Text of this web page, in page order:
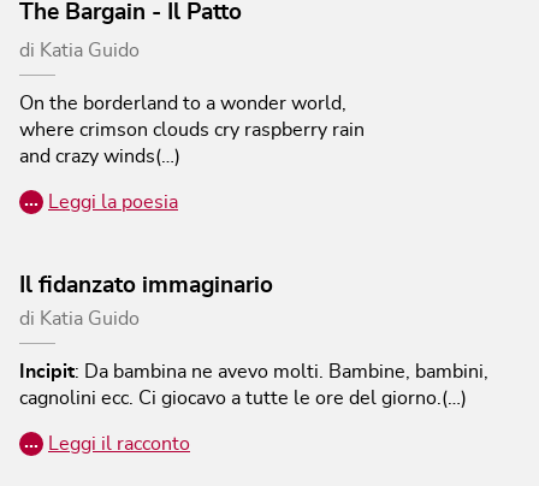
The Bargain - Il Patto
di Katia Guido
On the borderland to a wonder world,
where crimson clouds cry raspberry rain
and crazy winds(…)
… Leggi la poesia
Il fidanzato immaginario
di Katia Guido
Incipit:
Da bambina ne avevo molti. Bambine, bambini,
cagnolini ecc. Ci giocavo a tutte le ore del giorno.(…)
… Leggi il racconto